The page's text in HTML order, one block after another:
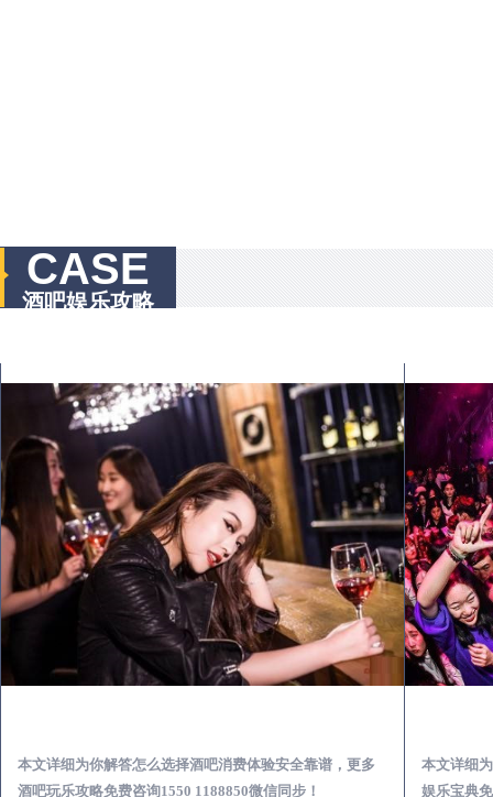
CASE
酒吧娱乐攻略
本文详细为你解答怎么选择酒吧消费体验安全靠谱，更多
酒吧玩乐攻略免费咨询1550 1188850微信同步！
本文详细
娱乐宝典